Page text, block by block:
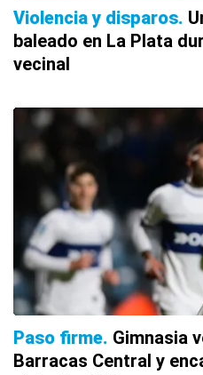
Violencia y disparos
baleado en La Plata
vecinal
Paso firme Gimnasia
Barracas Central y